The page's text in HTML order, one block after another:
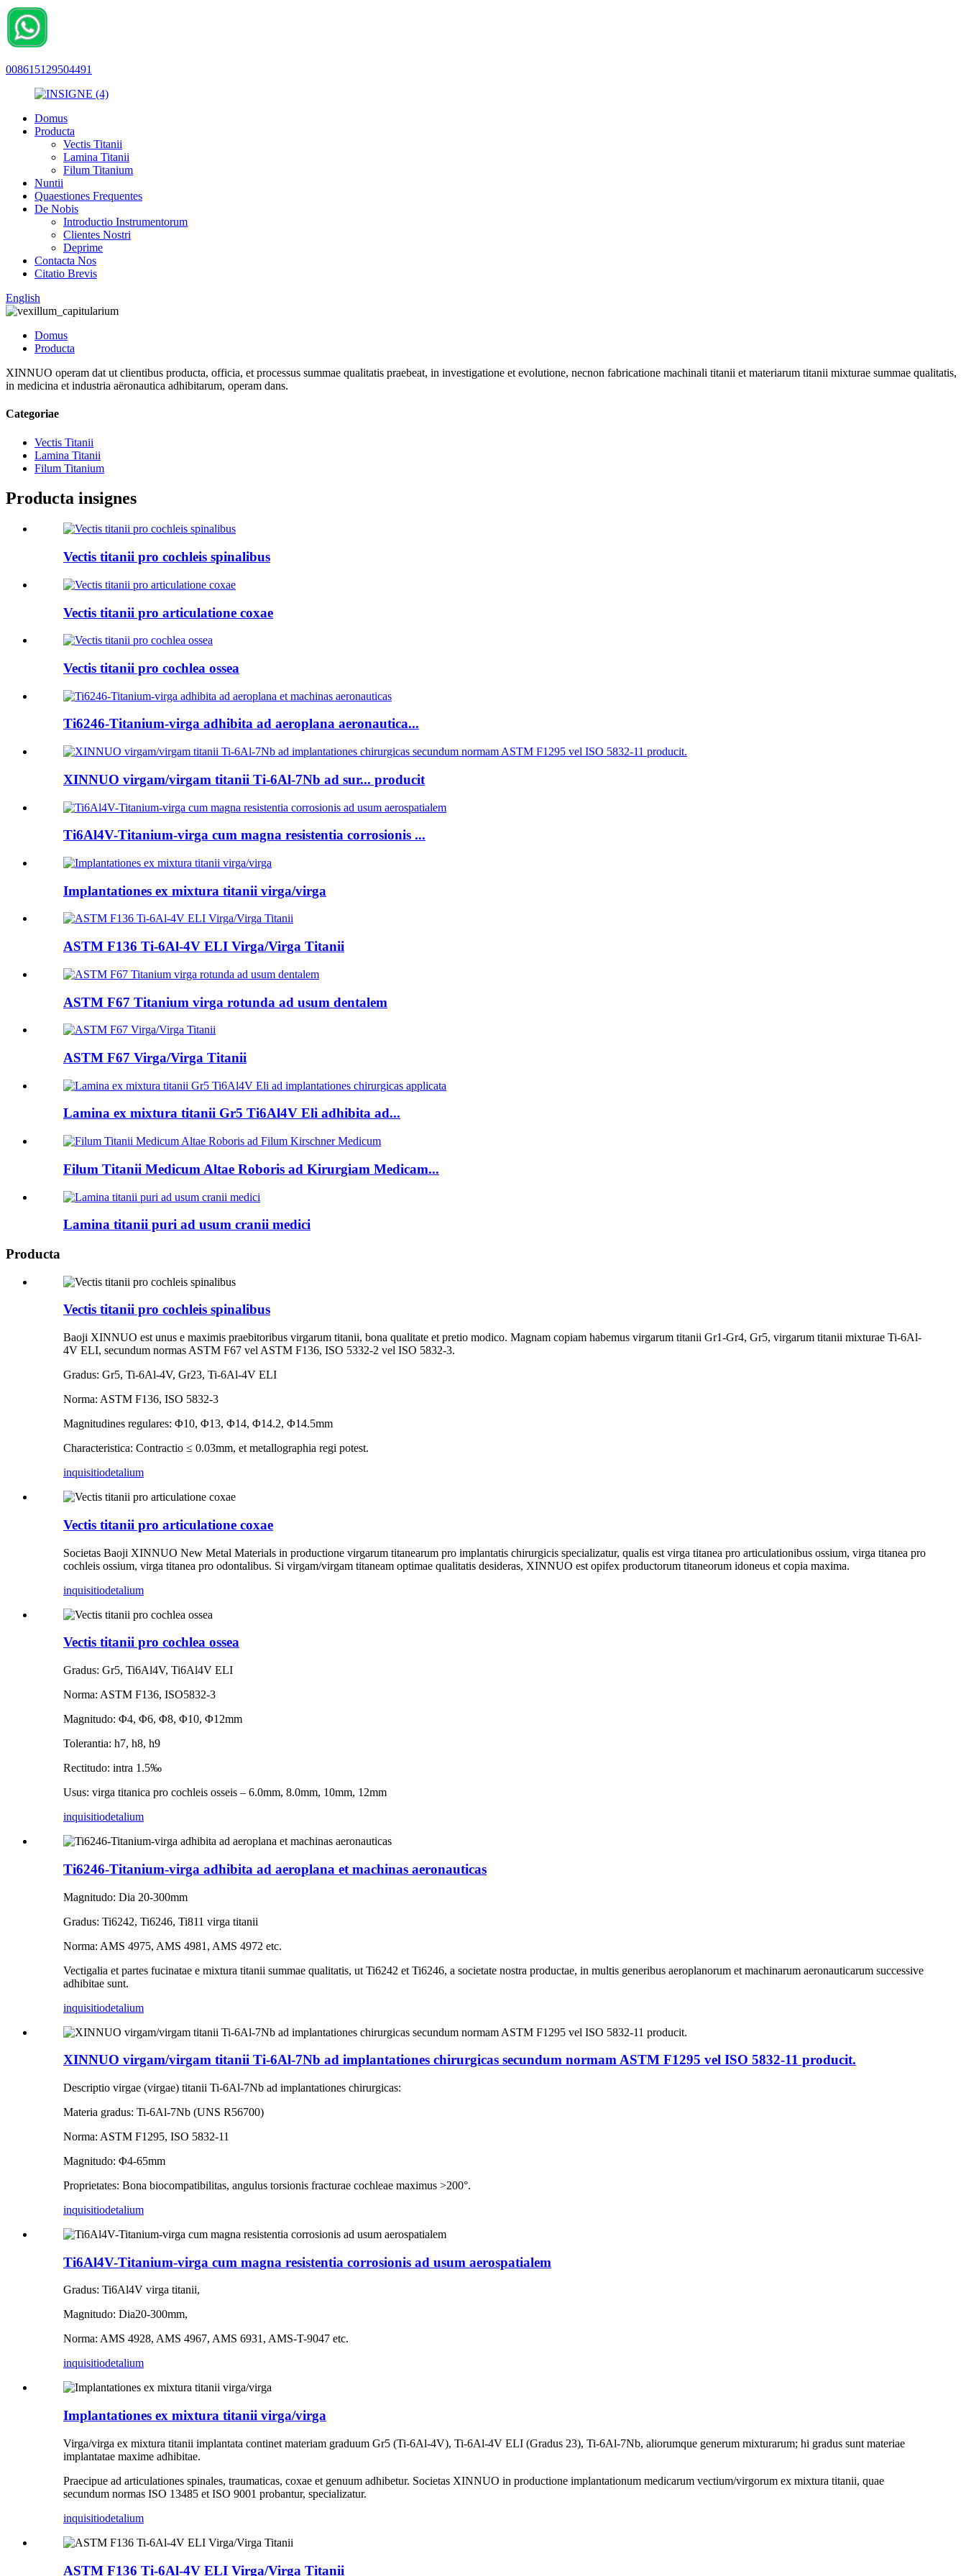
008615129504491
Domus
Producta
Vectis Titanii
Lamina Titanii
Filum Titanium
Nuntii
Quaestiones Frequentes
De Nobis
Introductio Instrumentorum
Clientes Nostri
Deprime
Contacta Nos
Citatio Brevis
English
Domus
Producta
XINNUO operam dat ut clientibus producta, officia, et processus summae qualitatis praebeat, in investigatione et evolutione, necnon fabricatione machinali titanii et materiarum titanii mixturae summae qualitatis,
in medicina et industria aëronautica adhibitarum, operam dans.
Categoriae
Vectis Titanii
Lamina Titanii
Filum Titanium
Producta insignes
Vectis titanii pro cochleis spinalibus
Vectis titanii pro articulatione coxae
Vectis titanii pro cochlea ossea
Ti6246-Titanium-virga adhibita ad aeroplana aeronautica...
XINNUO virgam/virgam titanii Ti-6Al-7Nb ad sur... producit
Ti6Al4V-Titanium-virga cum magna resistentia corrosionis ...
Implantationes ex mixtura titanii virga/virga
ASTM F136 Ti-6Al-4V ELI Virga/Virga Titanii
ASTM F67 Titanium virga rotunda ad usum dentalem
ASTM F67 Virga/Virga Titanii
Lamina ex mixtura titanii Gr5 Ti6Al4V Eli adhibita ad...
Filum Titanii Medicum Altae Roboris ad Kirurgiam Medicam...
Lamina titanii puri ad usum cranii medici
Producta
Vectis titanii pro cochleis spinalibus
Baoji XINNUO est unus e maximis praebitoribus virgarum titanii, bona qualitate et pretio modico. Magnam copiam habemus virgarum titanii Gr1-Gr4, Gr5, virgarum titanii mixturae Ti-6Al-
4V ELI, secundum normas ASTM F67 vel ASTM F136, ISO 5332-2 vel ISO 5832-3.
Gradus: Gr5, Ti-6Al-4V, Gr23, Ti-6Al-4V ELI
Norma: ASTM F136, ISO 5832-3
Magnitudines regulares: Φ10, Φ13, Φ14, Φ14.2, Φ14.5mm
Characteristica: Contractio ≤ 0.03mm, et metallographia regi potest.
inquisitiodetalium
Vectis titanii pro articulatione coxae
Societas Baoji XINNUO New Metal Materials in productione virgarum titanearum pro implantatis chirurgicis specializatur, qualis est virga titanea pro articulationibus ossium, virga titanea pro
cochleis ossium, virga titanea pro odontalibus. Si virgam/virgam titaneam optimae qualitatis desideras, XINNUO est opifex productorum titaneorum idoneus et copia maxima.
inquisitiodetalium
Vectis titanii pro cochlea ossea
Gradus: Gr5, Ti6Al4V, Ti6Al4V ELI
Norma: ASTM F136, ISO5832-3
Magnitudo: Φ4, Φ6, Φ8, Φ10, Φ12mm
Tolerantia: h7, h8, h9
Rectitudo: intra 1.5‰
Usus: virga titanica pro cochleis osseis – 6.0mm, 8.0mm, 10mm, 12mm
inquisitiodetalium
Ti6246-Titanium-virga adhibita ad aeroplana et machinas aeronauticas
Magnitudo: Dia 20-300mm
Gradus: Ti6242, Ti6246, Ti811 virga titanii
Norma: AMS 4975, AMS 4981, AMS 4972 etc.
Vectigalia et partes fucinatae e mixtura titanii summae qualitatis, ut Ti6242 et Ti6246, a societate nostra productae, in multis generibus aeroplanorum et machinarum aeronauticarum successive
adhibitae sunt.
inquisitiodetalium
XINNUO virgam/virgam titanii Ti-6Al-7Nb ad implantationes chirurgicas secundum normam ASTM F1295 vel ISO 5832-11 producit.
Descriptio virgae (virgae) titanii Ti-6Al-7Nb ad implantationes chirurgicas:
Materia gradus: Ti-6Al-7Nb (UNS R56700)
Norma: ASTM F1295, ISO 5832-11
Magnitudo: Φ4-65mm
Proprietates: Bona biocompatibilitas, angulus torsionis fracturae cochleae maximus >200°.
inquisitiodetalium
Ti6Al4V-Titanium-virga cum magna resistentia corrosionis ad usum aerospatialem
Gradus: Ti6Al4V virga titanii,
Magnitudo: Dia20-300mm,
Norma: AMS 4928, AMS 4967, AMS 6931, AMS-T-9047 etc.
inquisitiodetalium
Implantationes ex mixtura titanii virga/virga
Virga/virga ex mixtura titanii implantata continet materiam graduum Gr5 (Ti-6Al-4V), Ti-6Al-4V ELI (Gradus 23), Ti-6Al-7Nb, aliorumque generum mixturarum; hi gradus sunt materiae
implantatae maxime adhibitae.
Praecipue ad articulationes spinales, traumaticas, coxae et genuum adhibetur. Societas XINNUO in productione implantationum medicarum vectium/virgorum ex mixtura titanii, quae
secundum normas ISO 13485 et ISO 9001 probantur, specializatur.
inquisitiodetalium
ASTM F136 Ti-6Al-4V ELI Virga/Virga Titanii